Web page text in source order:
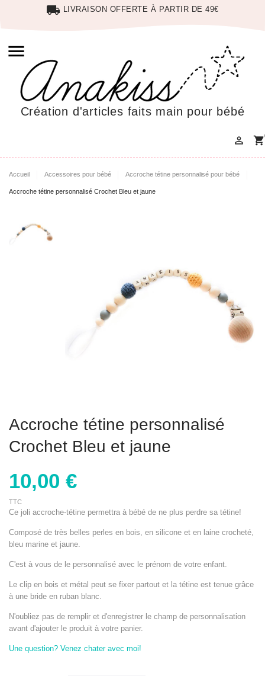
local_shipping LIVRAISON OFFERTE À PARTIR DE 49€

Création d'articles faits main pour bébé
 shopping_cart
Accueil Accessoires pour bébé Accroche tétine personnalisé pour bébé
Accroche tétine personnalisé Crochet Bleu et jaune
Accroche tétine personnalisé
Crochet Bleu et jaune
10,00 €
TTC
Ce joli accroche-tétine permettra à bébé de ne plus perdre sa tétine!
Composé de très belles perles en bois, en silicone et en laine crocheté,
bleu marine et jaune.
C'est à vous de le personnalisé avec le prénom de votre enfant.
Le clip en bois et métal peut se fixer partout et la tétine est tenue grâce
à une bride en ruban blanc.
N'oubliez pas de remplir et d'enregistrer le champ de personnalisation
avant d'ajouter le produit à votre panier.
Une question? Venez chater avec moi!